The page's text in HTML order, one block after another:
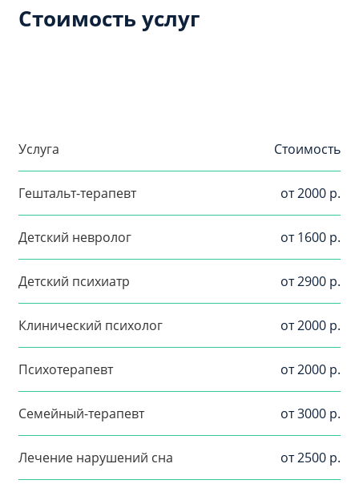
Стоимость услуг
Услуга Стоимость
Гештальт-терапевт от 2000 р.
Детский невролог от 1600 р.
Детский психиатр от 2900 р.
Клинический психолог от 2000 р.
Психотерапевт от 2000 р.
Семейный-терапевт от 3000 р.
Лечение нарушений сна от 2500 р.